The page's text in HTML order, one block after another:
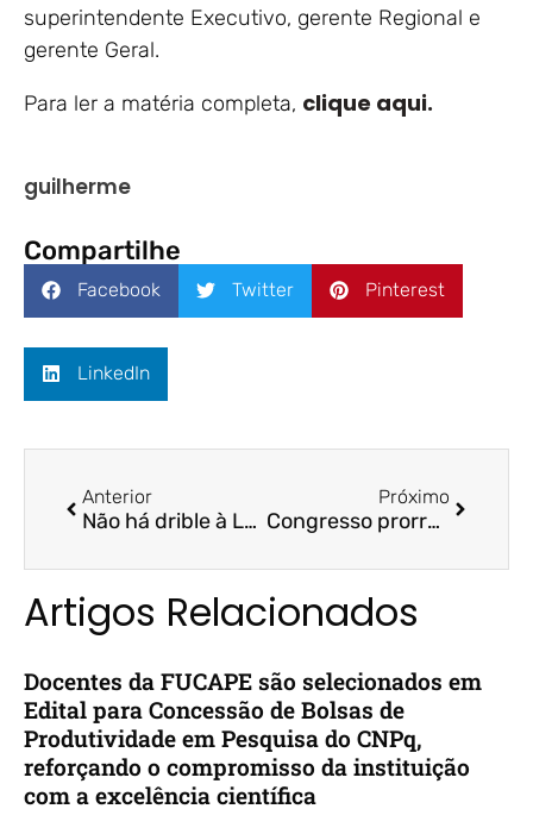
superintendente Executivo, gerente Regional e
gerente Geral.
Para ler a matéria completa, clique aqui.
guilherme
Compartilhe
Facebook Twitter Pinterest
LinkedIn
Anterior
Não há drible à Lei de Responsabilidade Fiscal, defende Ministério da Economia – Valor Investe/ Bruno Funchal
Próximo
Congresso prorroga prazo para discutir o programa Auxílio Brasil – R7/ Bruno Funchal
Artigos Relacionados
Docentes da FUCAPE são selecionados em
Edital para Concessão de Bolsas de
Produtividade em Pesquisa do CNPq,
reforçando o compromisso da instituição
com a excelência científica